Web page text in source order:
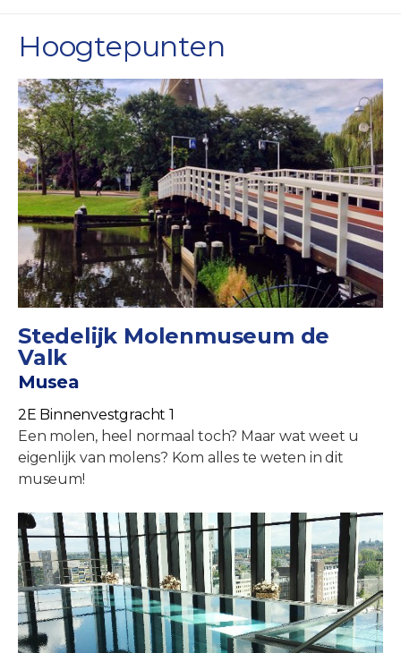
Hoogtepunten
Stedelijk Molenmuseum de
Valk
Musea
2E Binnenvestgracht 1
Een molen, heel normaal toch? Maar wat weet u
eigenlijk van molens? Kom alles te weten in dit
museum!